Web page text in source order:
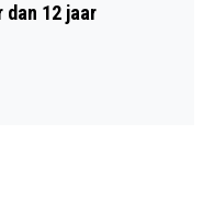
dan 12 jaar